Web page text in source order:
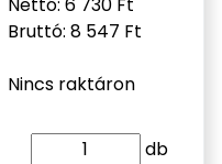
Nettó: 6 730 Ft
Bruttó: 8 547 Ft
Nincs raktáron
db